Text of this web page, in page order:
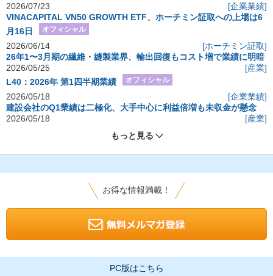
2026/07/23
[企業業績]
VINACAPITAL VN50 GROWTH ETF、ホーチミン証取への上場は6
月16日
オフィシャル
2026/06/14
[ホーチミン証取]
26年1〜3月期の繊維・縫製業界、輸出回復もコスト増で業績に明暗
2026/05/25
[産業]
L40：2026年 第1四半期業績
オフィシャル
2026/05/18
[企業業績]
建設会社のQ1業績は二極化、大手中心に利益倍増も未収金が懸念
2026/05/18
[産業]
もっと見る
お得な情報満載！
PC版はこちら